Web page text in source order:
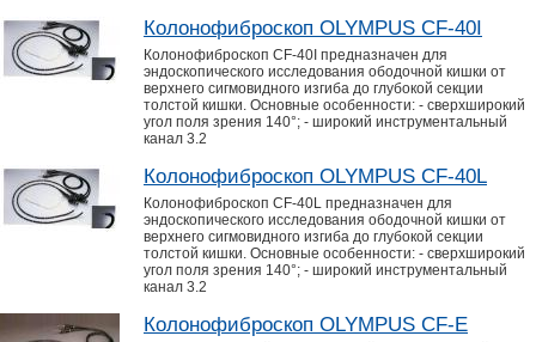
Колонофиброскоп OLYMPUS CF-40I
Колонофиброскоп CF-40I предназначен для
эндоскопического исследования ободочной кишки от
верхнего сигмовидного изгиба до глубокой секции
толстой кишки. Основные особенности: - сверхширокий
угол поля зрения 140°; - широкий инструментальный
канал 3.2
Колонофиброскоп OLYMPUS CF-40L
Колонофиброскоп CF-40L предназначен для
эндоскопического исследования ободочной кишки от
верхнего сигмовидного изгиба до глубокой секции
толстой кишки. Основные особенности: - сверхширокий
угол поля зрения 140°; - широкий инструментальный
канал 3.2
Колонофиброскоп OLYMPUS CF-E